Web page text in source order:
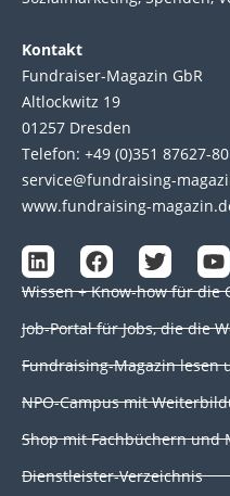
Kontakt
Fundraiser-Magazin GbR
Altlockwitz 19
01257 Dresden
Telefon: +49 (0)351 87627-80
service@fundraising-
www.fundraising-
L
i
n
k
e
d
n
F
a
c
e
b
o
k
T
w
i
t
e
Y
o
u
t
u
b
Wissen + Know-how für die
Job-Portal für Jobs, die die
Fundraising-Magazin lesen
NPO-Campus mit
Shop mit Fachbüchern und
Dienstleister-Verzeichnis